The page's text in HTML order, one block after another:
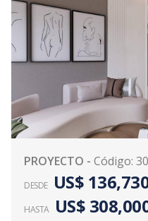
PROYECTO - Código:
DESDE US$
HASTA US$